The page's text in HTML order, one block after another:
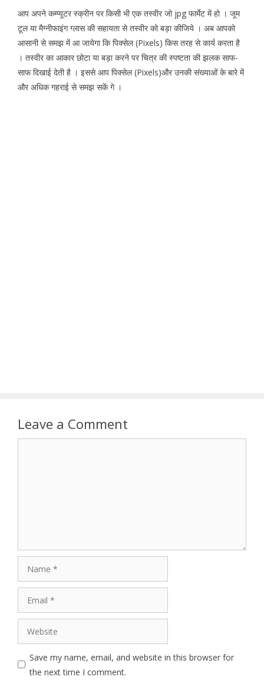
आप अपने कम्प्यूटर स्क्रीन पर किसी भी एक तस्वीर जो jpg फार्मेट में हो । जूम
टूल या मैग्नीफाइंग ग्लास की सहायता से तस्वीर को बड़ा कीजिये । अब आपको
आसानी से समझ में आ जायेगा कि पिक्सेल (Pixels) किस तरह से कार्य करता है
। तस्वीर का आकार छोटा या बड़ा करने पर चित्र की स्पष्टता की झलक साफ-
साफ दिखाई देती है । इससे आप पिक्सेल (Pixels)और उनकी संख्याओं के बारे में
और अधिक गहराई से समझ सकें गे ।
Leave a Comment
Save my name, email, and website in this browser for
the next time I comment.